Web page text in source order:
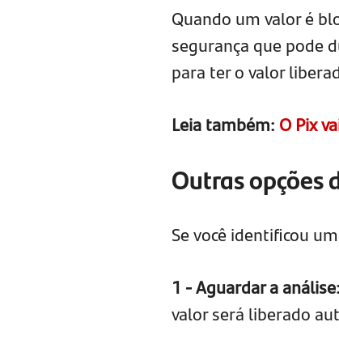
Quando um valor é
segurança que pode
para ter o valor
Leia também: O Pix
Outras opções
Se você identificou
1 - Aguardar a análise:
valor será liberado